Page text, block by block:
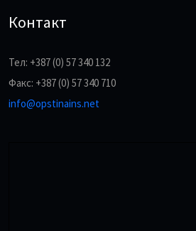
Контакт
Тел: +387 (0) 57 340 132
Факс: +387 (0) 57 340 710
info@opstinains.net